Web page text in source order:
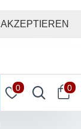
AKZEPTIEREN
0 0